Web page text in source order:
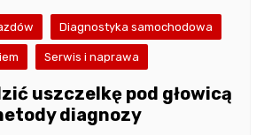
Diagnostyka samochodowa
Serwis i naprawa
uszczelkę pod głowicą
diagnozy